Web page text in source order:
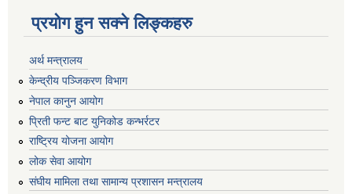
प्रयोग हुन सक्ने लिङ्कहरु
अर्थ मन्त्रालय
केन्द्रीय पञ्जिकरण विभाग
नेपाल कानुन आयोग
प्रिती फन्ट बाट युनिकोड कन्भर्रटर
राष्ट्रिय योजना आयोग
लोक सेवा आयोग
संघीय मामिला तथा सामान्य प्रशासन मन्त्रालय